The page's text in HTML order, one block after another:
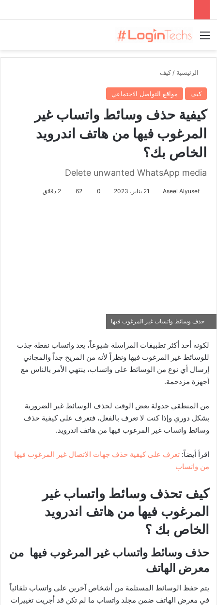
القائمة
الرئيسية /كيف
كيف مواقع التواصل الاجتماعي
كيفية حذف وسائط واتساب غير
المرغوب فيها من هاتف اندرويد
الخاص بك؟
Delete unwanted WhatsApp media
Aseel Alyusef 21 يناير، 2023 0
62
حذف وسائط واتساب غير المرغوب فيها
لكونه أحد أكثر تطبيقات المراسلة شيوعاً، يعد واتساب نقطة جذب
للوسائط غير المرغوب فيها ونظراً لأنه من المريح جداً والمجاني
إرسال أي نوع من الوسائط على واتساب، ينتهي الأمر بالناس مع
أجهزة مزدحمة.
من المنطقي جدولة بعض الوقت لحذف الوسائط غير الضرورية
بشكل دوري وإذا كنت لا تعرف بالفعل، فتعرف على كيفية حذف
وسائط واتساب غير المرغوب فيها من هاتف اندرويد.
اقرأ أيضاً: تعرف على كيفية حذف جهات الاتصال غير المرغوب فيها
من واتساب
كيف تحذف وسائط واتساب غير
المرغوب فيها من هاتف اندرويد
الخاص بك ؟
حذف وسائط واتساب غير المرغوب فيها من
معرض الهاتف
يتم حفظ الوسائط المستلمة من أشخاص آخرين على واتساب تلقائياً
في معرض الهاتف ضمن مجلد واتساب ما لم تكن قد أجريت تغييرات